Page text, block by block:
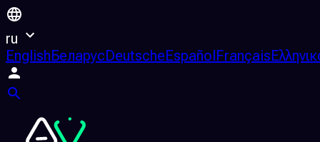
ru
EnglishБеларусDeutscheEspañolFrançais